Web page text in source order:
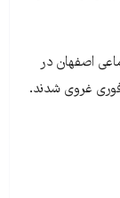
و اجتماعی اصفهان در
غروی شدند.